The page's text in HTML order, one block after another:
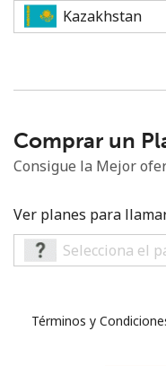
Mínimo 8 caracteres
Una letra mayúscula
Un número
Comprar un
Consigue la Mejor
Ver planes para
Términos y